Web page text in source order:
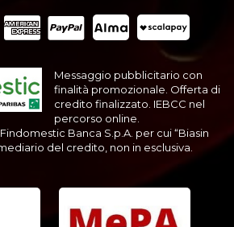
Messaggio pubblicitario con
finalità promozionale. Offerta di
credito finalizzato. IEBCC nel
percorso online.
Banca S.p.A. per cui “Biasin
del credito, non in esclusiva.